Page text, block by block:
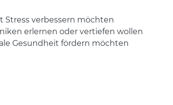
Stress verbessern möchten
erlernen oder vertiefen wollen
Gesundheit fördern möchten